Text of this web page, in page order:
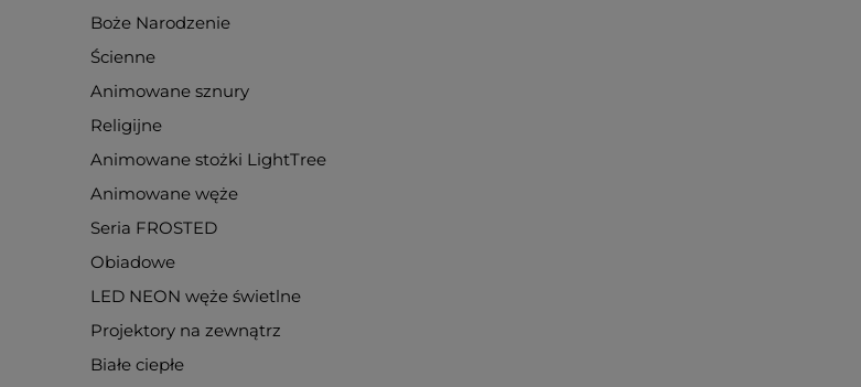
Boże Narodzenie
Ścienne
Animowane sznury
Religijne
Animowane stożki LightTree
Animowane węże
Seria FROSTED
Obiadowe
LED NEON węże świetlne
Projektory na zewnątrz
Białe ciepłe